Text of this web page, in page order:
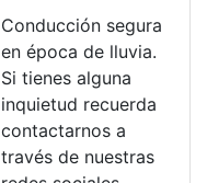
Conducción segura
en época de lluvia.
Si tienes alguna
inquietud recuerda
contactarnos a
través de nuestras